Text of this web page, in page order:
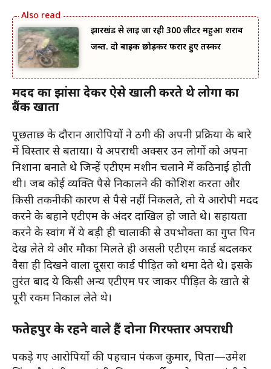
झारखंड से लाई जा रही 300 लीटर महुआ शराब
जब्त. दो बाइक छोड़कर फरार हुए तस्कर
मदद का झांसा देकर ऐसे खाली करते थे लोगों का
बैंक खाता
पूछताछ के दौरान आरोपियों ने ठगी की अपनी प्रक्रिया के बारे
में विस्तार से बताया। ये अपराधी अक्सर उन लोगों को अपना
निशाना बनाते थे जिन्हें एटीएम मशीन चलाने में कठिनाई होती
थी। जब कोई व्यक्ति पैसे निकालने की कोशिश करता और
किसी तकनीकी कारण से पैसे नहीं निकलते, तो ये आरोपी मदद
करने के बहाने एटीएम के अंदर दाखिल हो जाते थे। सहायता
करने के स्वांग में ये बड़ी ही चालाकी से उपभोक्ता का गुप्त पिन
देख लेते थे और मौका मिलते ही असली एटीएम कार्ड बदलकर
वैसा ही दिखने वाला दूसरा कार्ड पीड़ित को थमा देते थे। इसके
तुरंत बाद ये किसी अन्य एटीएम पर जाकर पीड़ित के खाते से
पूरी रकम निकाल लेते थे।
फतेहपुर के रहने वाले हैं दोनों गिरफ्तार अपराधी
पकड़े गए आरोपियों की पहचान पंकज कुमार, पिता—उमेश